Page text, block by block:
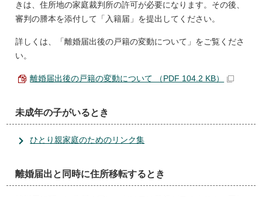
きは、住所地の家庭裁判所の許可が必要になります。その後、
審判の謄本を添付して「入籍届」を提出してください。
詳しくは、「離婚届出後の戸籍の変動について」をご覧くださ
い。
離婚届出後の戸籍の変動について （PDF 104.2 KB）
未成年の子がいるとき
ひとり親家庭のためのリンク集
離婚届出と同時に住所移転するとき